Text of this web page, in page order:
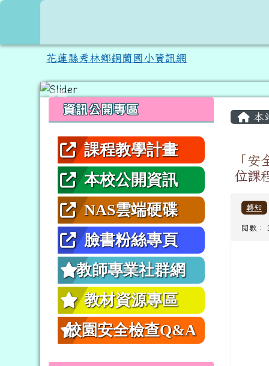
跳至主內容區
花蓮縣秀林鄉銅蘭國小資訊網
左邊區域內容
資訊公開專區
課程教學計畫
本校公開資訊
NAS雲端硬碟
臉書粉絲專頁
教師專業社群網
教材資源專區
校園安全檢查Q&A
主本
「
位課
轉知
閱數：
頁尾區域